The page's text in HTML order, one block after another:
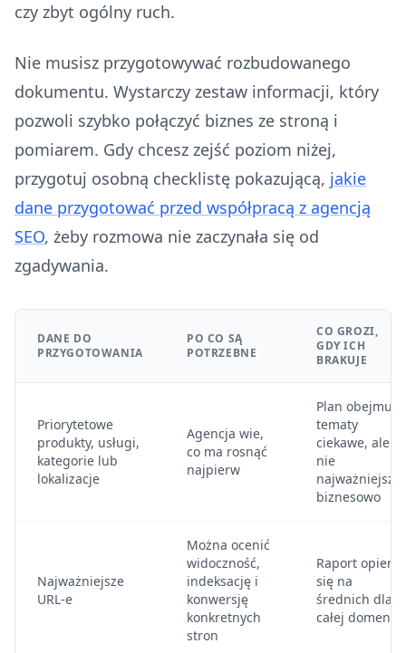
czy zbyt ogólny ruch.
Nie musisz przygotowywać rozbudowanego
dokumentu. Wystarczy zestaw informacji, który
pozwoli szybko połączyć biznes ze stroną i
pomiarem. Gdy chcesz zejść poziom niżej,
przygotuj osobną checklistę pokazującą, jakie
dane przygotować przed współpracą z agencją
SEO, żeby rozmowa nie zaczynała się od
zgadywania.
DANE DO
PRZYGOTOWANIA
PO CO SĄ
POTRZEBNE
CO GROZI,
GDY ICH
BRAKUJE
Priorytetowe
produkty, usługi,
kategorie lub
lokalizacje
Agencja wie,
co ma rosnąć
najpierw
Plan obejmuje
tematy
ciekawe, ale
nie
najważniejsze
biznesowo
Najważniejsze
URL-e
Można ocenić
widoczność,
indeksację i
konwersję
konkretnych
stron
Raport opiera
się na
średnich dla
całej domeny